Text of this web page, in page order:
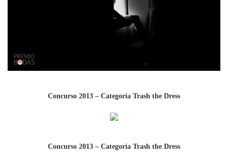
Concurso 2013 – Categoría Trash the Dress
Concurso 2013 – Categoría Trash the Dress